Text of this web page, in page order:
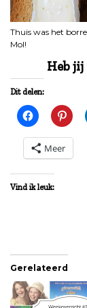
Thuis was het
Mol!
Heb
Dit delen:
Meer
Vind ik leuk:
Gerelateerd